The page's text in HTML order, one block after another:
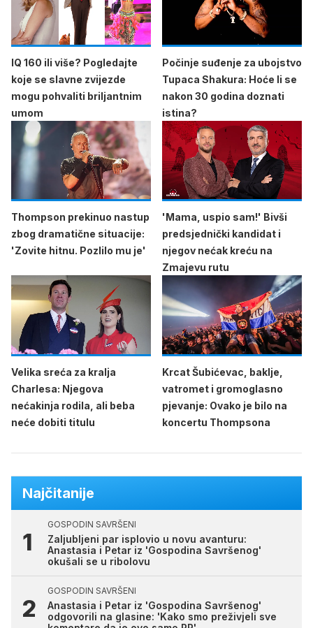
IQ 160 ili više? Pogledajte
koje se slavne zvijezde
mogu pohvaliti briljantnim
umom
Počinje suđenje za ubojstvo
Tupaca Shakura: Hoće li se
nakon 30 godina doznati
istina?
Thompson prekinuo nastup
zbog dramatične situacije:
'Zovite hitnu. Pozlilo mu je'
'Mama, uspio sam!' Bivši
predsjednički kandidat i
njegov nećak kreću na
Zmajevu rutu
Velika sreća za kralja
Charlesa: Njegova
nećakinja rodila, ali beba
neće dobiti titulu
Krcat Šubićevac, baklje,
vatromet i gromoglasno
pjevanje: Ovako je bilo na
koncertu Thompsona
Najčitanije
GOSPODIN SAVRŠENI
Zaljubljeni par isplovio u novu avanturu:
Anastasia i Petar iz 'Gospodina Savršenog'
okušali se u ribolovu
GOSPODIN SAVRŠENI
Anastasia i Petar iz 'Gospodina Savršenog'
odgovorili na glasine: 'Kako smo preživjeli sve